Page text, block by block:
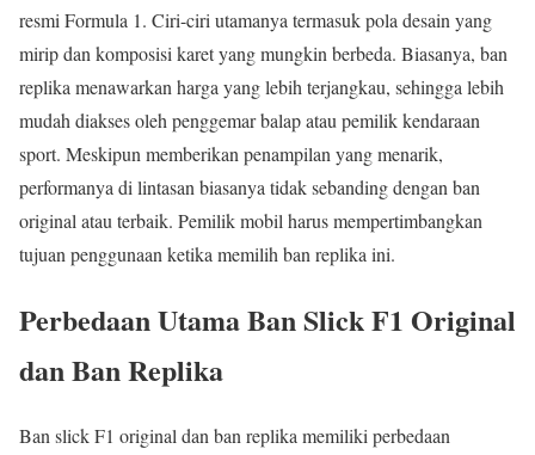
resmi Formula 1. Ciri-ciri utamanya termasuk pola desain yang
mirip dan komposisi karet yang mungkin berbeda. Biasanya, ban
replika menawarkan harga yang lebih terjangkau, sehingga lebih
mudah diakses oleh penggemar balap atau pemilik kendaraan
sport. Meskipun memberikan penampilan yang menarik,
performanya di lintasan biasanya tidak sebanding dengan ban
original atau terbaik. Pemilik mobil harus mempertimbangkan
tujuan penggunaan ketika memilih ban replika ini.
Perbedaan Utama Ban Slick F1 Original
dan Ban Replika
Ban slick F1 original dan ban replika memiliki perbedaan